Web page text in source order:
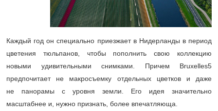
Каждый год он специально приезжает в Нидерланды в период
цветения тюльпанов, чтобы пополнить свою коллекцию
новыми удивительными снимками. Причем Bruxelles5
предпочитает не макросъемку отдельных цветков и даже
не панорамы с уровня земли. Его идея значительно
масштабнее и, нужно признать, более впечатляюща.